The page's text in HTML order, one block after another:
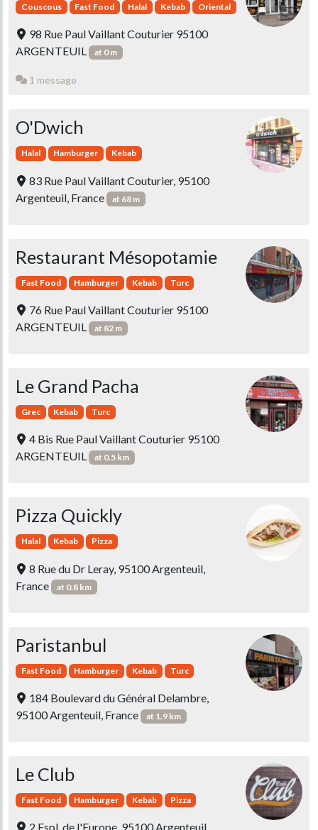
Couscous Fast Food Halal Kebab Oriental
98 Rue Paul Vaillant Couturier 95100
ARGENTEUIL
at 0 m
1 message
O'Dwich
Halal Hamburger Kebab
83 Rue Paul Vaillant Couturier, 95100
Argenteuil, France
at 68 m
Restaurant Mésopotamie
Fast Food Hamburger Kebab Turc
76 Rue Paul Vaillant Couturier 95100
ARGENTEUIL
at 82 m
Le Grand Pacha
Grec Kebab Turc
4 Bis Rue Paul Vaillant Couturier 95100
ARGENTEUIL
at 0.5 km
Pizza Quickly
Halal Kebab Pizza
8 Rue du Dr Leray, 95100 Argenteuil,
France
at 0.8 km
Paristanbul
Fast Food Hamburger Kebab Turc
184 Boulevard du Général Delambre,
95100 Argenteuil, France
at 1.9 km
Le Club
Fast Food Hamburger Kebab Pizza
2 Espl. de l'Europe, 95100 Argenteuil,